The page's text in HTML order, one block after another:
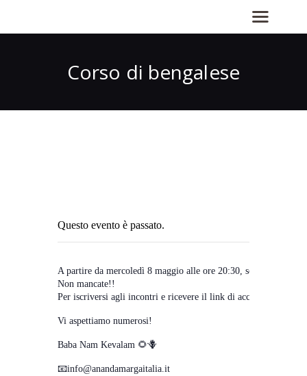
Corso di bengalese
Questo evento è passato.
A partire da mercoledì 8 maggio alle ore 20:30, seguiranno 8
Non mancate!!
Per iscriversi agli incontri e ricevere il link di accesso alla
Vi aspettiamo numerosi!
Baba Nam Kevalam 🌻🪻
📧info@anandamargaitalia.it